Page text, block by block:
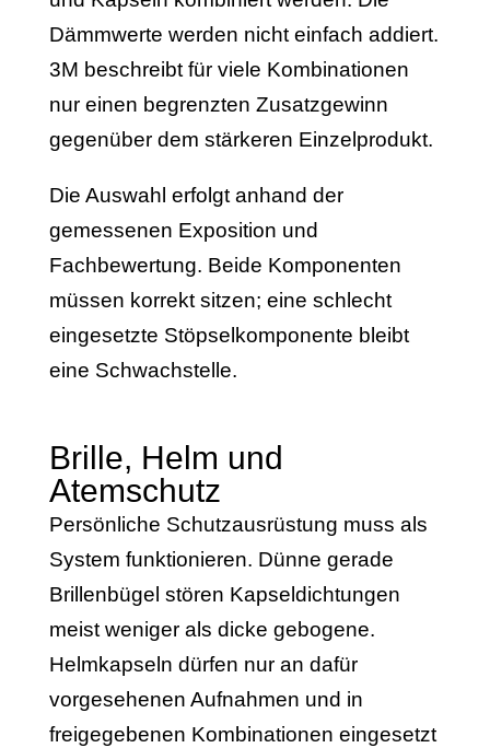
Dämmwerte werden nicht einfach addiert.
3M beschreibt für viele Kombinationen
nur einen begrenzten Zusatzgewinn
gegenüber dem stärkeren Einzelprodukt.
Die Auswahl erfolgt anhand der
gemessenen Exposition und
Fachbewertung. Beide Komponenten
müssen korrekt sitzen; eine schlecht
eingesetzte Stöpselkomponente bleibt
eine Schwachstelle.
Brille, Helm und
Atemschutz
Persönliche Schutzausrüstung muss als
System funktionieren. Dünne gerade
Brillenbügel stören Kapseldichtungen
meist weniger als dicke gebogene.
Helmkapseln dürfen nur an dafür
vorgesehenen Aufnahmen und in
freigegebenen Kombinationen eingesetzt